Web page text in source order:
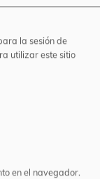
la sesión de
utilizar este sitio
en el navegador.